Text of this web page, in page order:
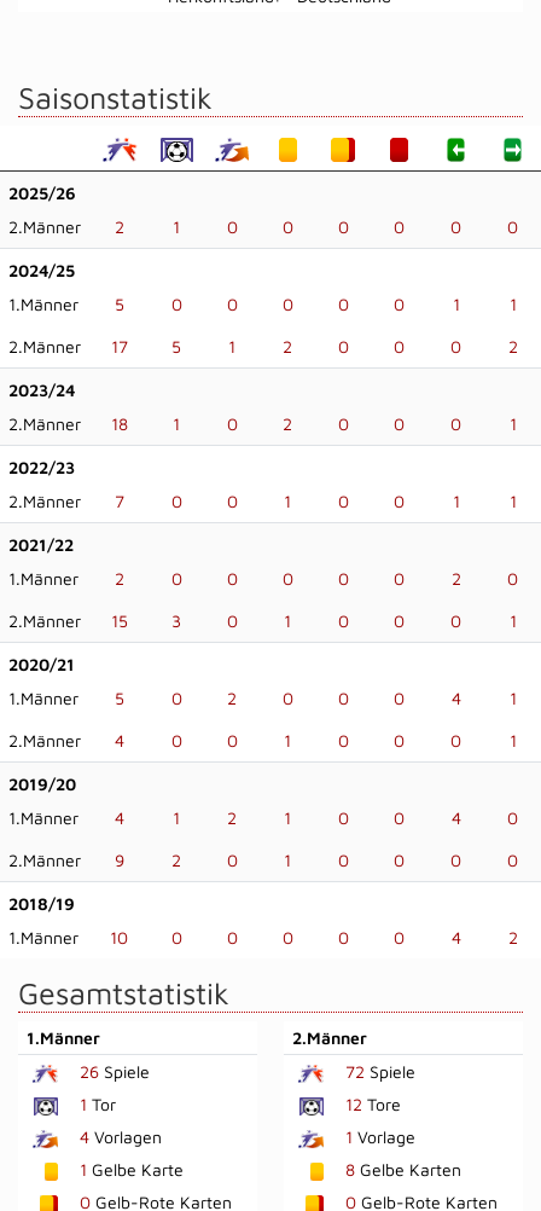
Saisonstatistik
2025/26
2.Männer
2 1 0 0 0 0 0 0
2024/25
1.Männer
5 0 0 0 0 0 1 1
2.Männer 17 5 1 2 0 0 0 2
2023/24
2.Männer
18 1 0 2 0 0 0 1
2022/23
2.Männer
7 0 0 1 0 0 1 1
2021/22
1.Männer
2 0 0 0 0 0 2 0
2.Männer 15 3 0 1 0 0 0 1
2020/21
1.Männer
5 0 2 0 0 0 4 1
2.Männer 4 0 0 1 0 0 0 1
2019/20
1.Männer
4 1 2 1 0 0 4 0
2.Männer 9 2 0 1 0 0 0 0
2018/19
1.Männer
10 0 0 0 0 0 4 2
Gesamtstatistik
1.Männer
26 Spiele
1 Tor
4 Vorlagen
1 Gelbe Karte
0 Gelb-Rote Karten
2.Männer
72 Spiele
12 Tore
1 Vorlage
8Gelbe Karten
0Gelb-Rote Karten